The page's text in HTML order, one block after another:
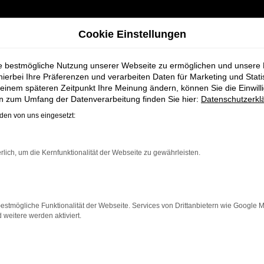
bei Schmidt
zuverlässiges und modernes Fahrzeug suchen.
modernes Design, das sowohl in der Stadt als
einer breiten Auswahl an VW Fahrzeugen auch
maßgeschneiderte Finanzierungslösungen sowie
Cookie Einstellungen
bestmögliche Nutzung unserer Webseite zu ermöglichen und unsere
Ihre Präferenzen und verarbeiten Daten für Marketing und
späteren Zeitpunkt Ihre Meinung ändern, können Sie die
zum Umfang der Datenverarbeitung finden Sie hier:
von uns eingesetzt:
um die Kernfunktionalität der Webseite zu gewährleisten.
Funktionalität der Webseite. Services von Drittanbietern wie Google
weitere werden aktiviert.